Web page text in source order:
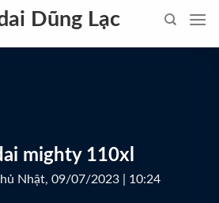
Dũng Lạc
mighty 110xl
Nhật, 09/07/2023 | 10:24